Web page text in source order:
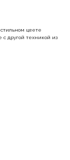
цвете
с другой техникой из